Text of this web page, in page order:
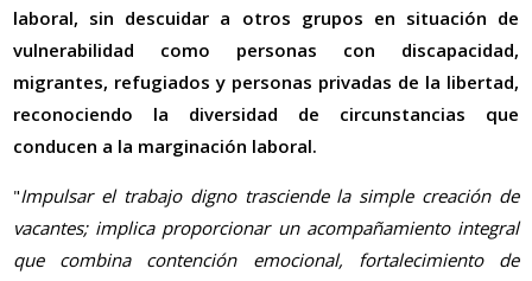
laboral, sin descuidar a otros grupos en situación de
vulnerabilidad como personas con discapacidad,
migrantes, refugiados y personas privadas de la libertad,
reconociendo la diversidad de circunstancias que
conducen a la marginación laboral.
"Impulsar el trabajo digno trasciende la simple creación de
vacantes; implica proporcionar un acompañamiento integral
que combina contención emocional, fortalecimiento de